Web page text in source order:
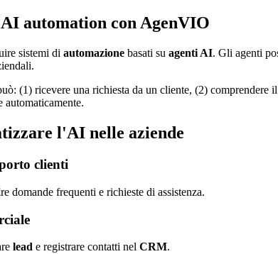
automation con AgenVIO
sistemi di automazione basati su agenti AI. Gli agenti
(1) ricevere una richiesta da un cliente, (2)
automaticamente.
l'AI nelle aziende
clienti
domande frequenti e richieste di assistenza.
lead e registrare contatti nel CRM.